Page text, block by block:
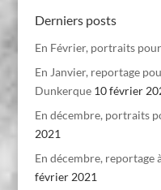
Derniers posts
En Février, portraits
En Janvier, reportage
Dunkerque 10 février
En décembre, portraits
2021
En décembre, reportage
février 2021